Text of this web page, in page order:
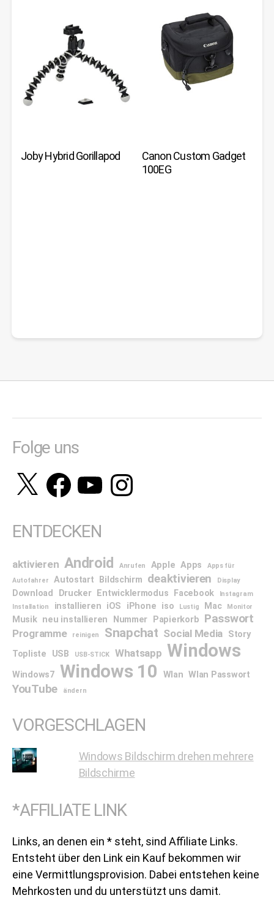
Joby Hybrid Gorillapod
Canon Custom Gadget
100EG
Folge uns
X FacebookYouTubeInstagram
ENTDECKEN
aktivieren Android Anrufen Apple Apps
Apps für
Autofahrer
Autostart Bildschirm deaktivieren Display
Download Drucker Entwicklermodus Facebook
Instagram
Installation
installieren iOS iPhone iso Lustig Mac Monitor
Musik neu installieren Nummer Papierkorb Passwort
Programme reinigen Snapchat Social Media Story
Topliste
USB USB-STICK Whatsapp Windows
Windows7 Windows 10 Wlan Wlan Passwort
YouTube ändern
VORGESCHLAGEN
Windows Bildschirm drehen mehrere
Bildschirme
*AFFILIATE LINK
Links, an denen ein * steht, sind Affiliate Links.
Entsteht über den Link ein Kauf bekommen wir
eine Vermittlungsprovision. Dabei entstehen keine
Mehrkosten und du unterstützt uns damit.